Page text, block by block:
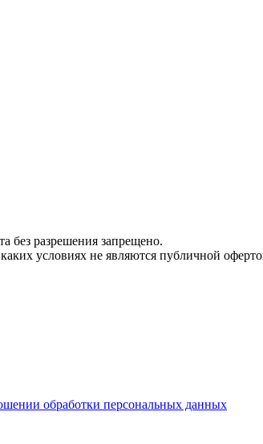
без разрешения запрещено.
условиях не являются публичной
обработки персональных данных